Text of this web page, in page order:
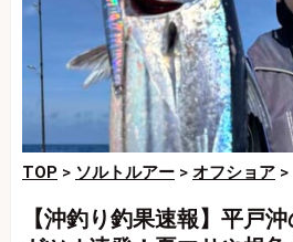
TOP > ソルトルアー > オフショア >
【沖釣り釣果速報】平戸